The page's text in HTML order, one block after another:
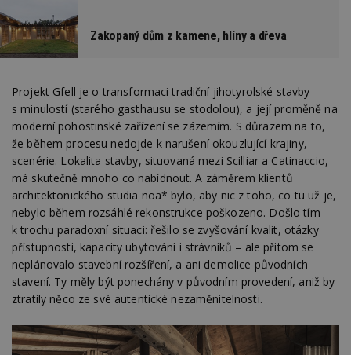
Zakopaný dům z kamene, hlíny a dřeva
Projekt Gfell je o transformaci tradiční jihotyrolské stavby
s minulostí (starého gasthausu se stodolou), a její proměně na
moderní pohostinské zařízení se zázemím. S důrazem na to,
že během procesu nedojde k narušení okouzlující krajiny,
scenérie. Lokalita stavby, situovaná mezi Scilliar a Catinaccio,
má skutečně mnoho co nabídnout. A záměrem klientů
architektonického studia noa* bylo, aby nic z toho, co tu už je,
nebylo během rozsáhlé rekonstrukce poškozeno. Došlo tím
k trochu paradoxní situaci: řešilo se zvyšování kvalit, otázky
přístupnosti, kapacity ubytování i strávníků – ale přitom se
neplánovalo stavební rozšíření, a ani demolice původních
stavení. Ty měly být ponechány v původním provedení, aniž by
ztratily něco ze své autentické nezaměnitelnosti.